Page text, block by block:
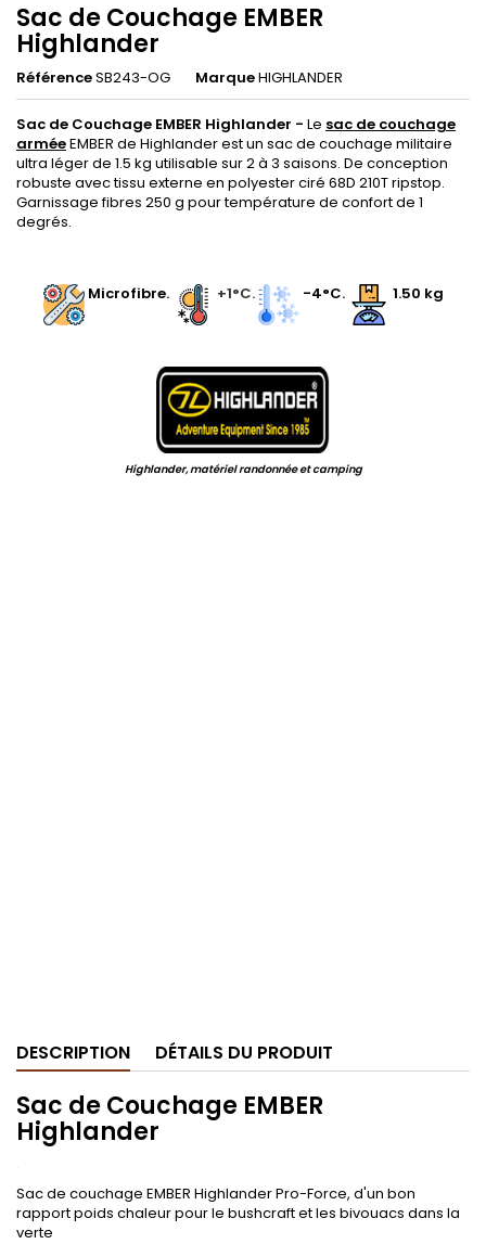
Sac de Couchage EMBER
Highlander
RéférenceSB243-OG MarqueHIGHLANDER
Sac de Couchage EMBER Highlander - Le sac de couchage
arméeEMBER de Highlander est un sac de couchage militaire
ultra léger de 1.5 kg utilisable sur 2 à 3 saisons. De conception
robuste avec tissu externe en polyester ciré 68D 210T ripstop.
Garnissage fibres 250 g pour température de confort de 1
degrés.
. Microfibre. +1°C. -4°C. 1.50 kg
Highlander, matériel randonnée et camping
DESCRIPTION DÉTAILS DU PRODUIT
Sac de Couchage EMBER
Highlander
.
Sac de couchage EMBER Highlander Pro-Force, d'un bon
rapport poids chaleur pour le bushcraft et les bivouacs dans la
verte